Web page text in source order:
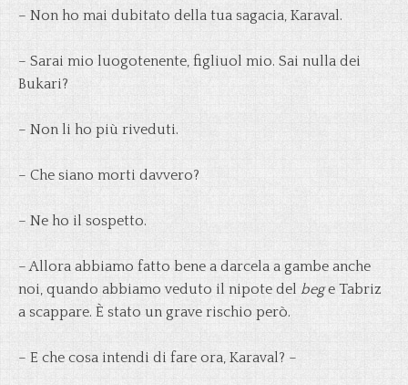
– Non ho mai dubitato della tua sagacia, Karaval.
– Sarai mio luogotenente, figliuol mio. Sai nulla dei
Bukari?
– Non li ho più riveduti.
– Che siano morti davvero?
– Ne ho il sospetto.
– Allora abbiamo fatto bene a darcela a gambe anche
noi, quando abbiamo veduto il nipote del bege Tabriz
a scappare. È stato un grave rischio però.
– E che cosa intendi di fare ora, Karaval? –